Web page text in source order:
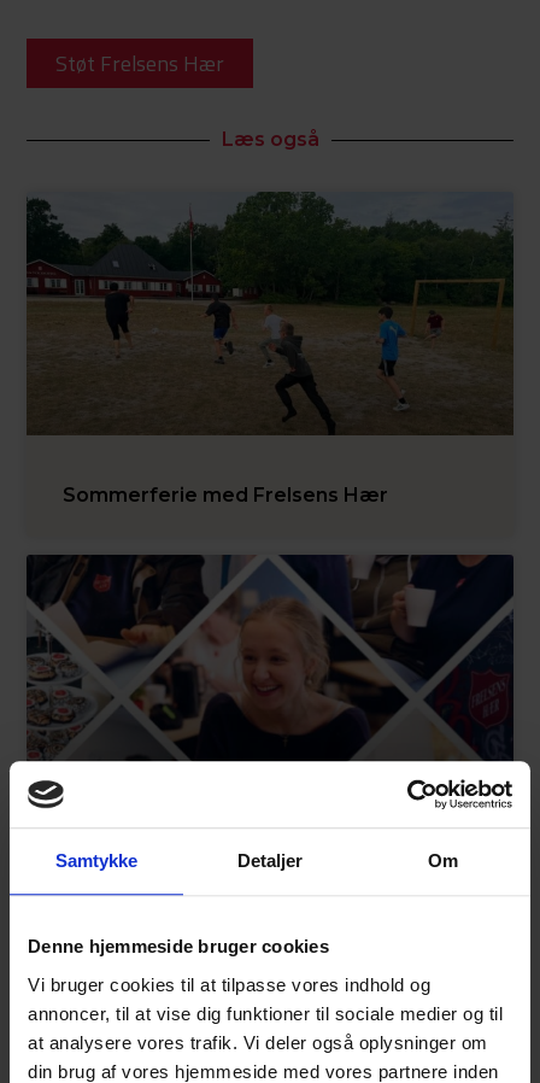
Samtykke Detaljer Om
Denne hjemmeside bruger cookies
Vi bruger cookies til at tilpasse vores indhold og
annoncer, til at vise dig funktioner til sociale medier og til
at analysere vores trafik. Vi deler også oplysninger om
din brug af vores hjemmeside med vores partnere inden
Støt Frelsens Hær
Læs også
Sommerferie med Frelsens Hær
Årsberetning 2025 er udkommet